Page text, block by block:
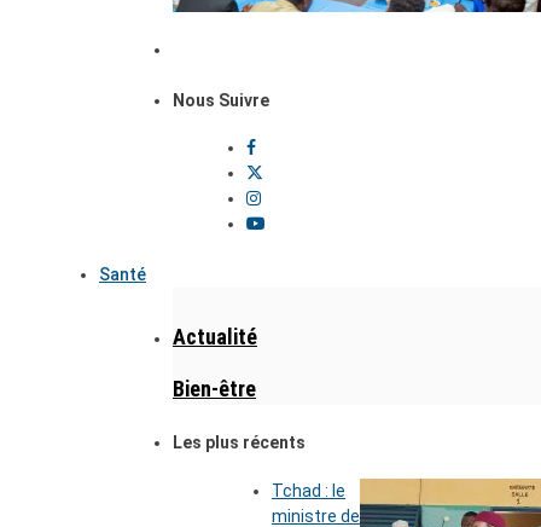
Nous Suivre
Santé
Actualité
Bien-être
Les plus récents
Tchad : le
ministre de